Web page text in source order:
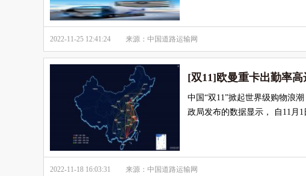
2022-11-25 12:41:24 来源：中国道路运输网
[双11]欧曼重卡出勤率
中国“双11”掀起世界级购物浪
政局发布的数据显示， 自11月
2022-11-18 16:03:31 来源：中国道路运输网